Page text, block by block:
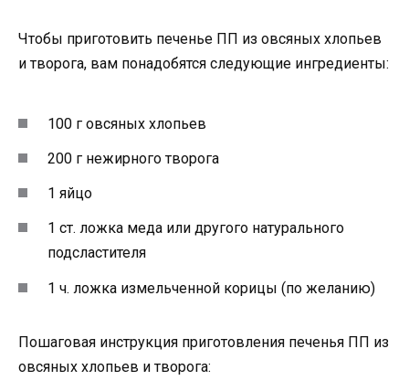
Чтобы приготовить печенье ПП из овсяных хлопьев
и творога, вам понадобятся следующие ингредиенты:
100 г овсяных хлопьев
200 г нежирного творога
1 яйцо
1 ст. ложка меда или другого натурального
подсластителя
1 ч. ложка измельченной корицы (по желанию)
Пошаговая инструкция приготовления печенья ПП из
овсяных хлопьев и творога: